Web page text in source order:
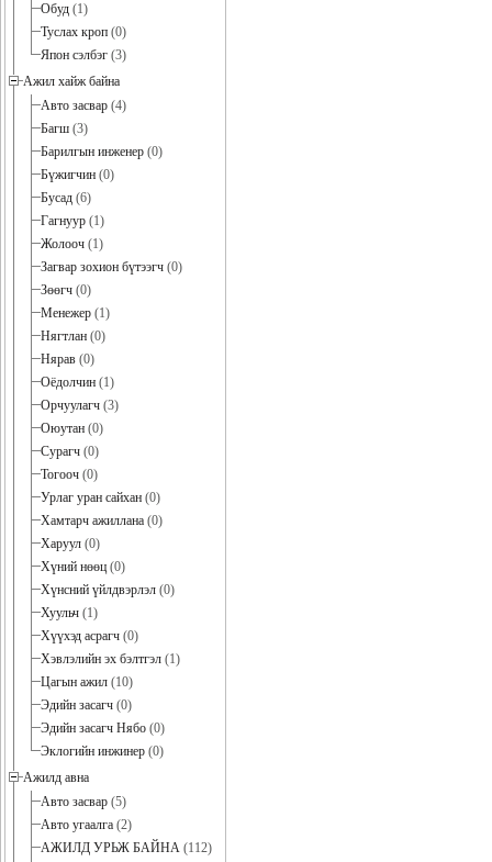
Обуд (1)
Туслах кроп (0)
Япон сэлбэг (3)
Ажил хайж байна
Авто засвар (4)
Багш (3)
Барилгын инженер (0)
Бүжигчин (0)
Бусад (6)
Гагнуур (1)
Жолооч (1)
Загвар зохион бүтээгч (0)
Зөөгч (0)
Менежер (1)
Нягтлан (0)
Нярав (0)
Оёдолчин (1)
Орчуулагч (3)
Оюутан (0)
Сурагч (0)
Тогооч (0)
Урлаг уран сайхан (0)
Хамтарч ажиллана (0)
Харуул (0)
Хүний нөөц (0)
Хүнсний үйлдвэрлэл (0)
Хуульч (1)
Хүүхэд асрагч (0)
Хэвлэлийн эх бэлтгэл (1)
Цагын ажил (10)
Эдийн засагч (0)
Эдийн засагч Нябо (0)
Эклогийн инжинер (0)
Ажилд авна
Авто засвар (5)
Авто угаалга (2)
АЖИЛД УРЬЖ БАЙНА (112)